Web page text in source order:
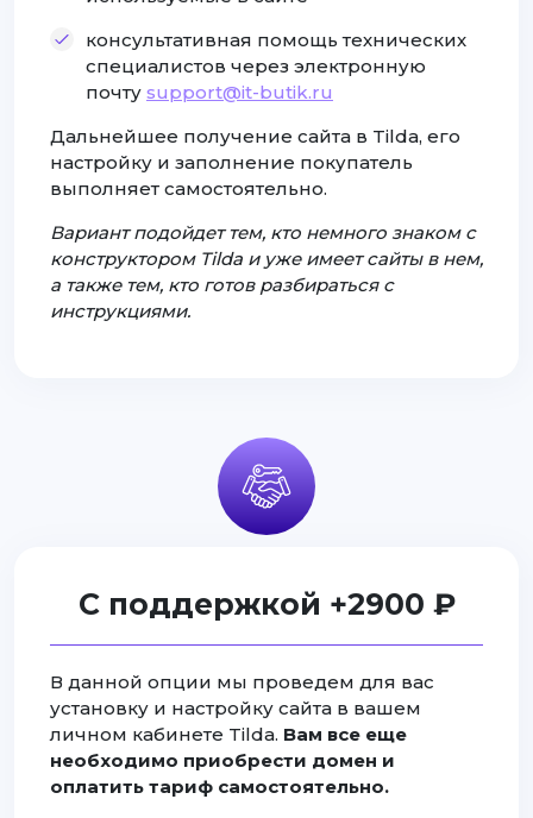
консультативная помощь технических
специалистов через электронную
почту support@it-butik.ru
Дальнейшее получение сайта в Tilda, его
настройку и заполнение покупатель
выполняет самостоятельно.
Вариант подойдет тем, кто немного знаком с
конструктором Tilda и уже имеет сайты в нем,
а также тем, кто готов разбираться с
инструкциями.
С поддержкой +2900 ₽
В данной опции мы проведем для вас
установку и настройку сайта в вашем
личном кабинете Tilda. Вам все еще
необходимо приобрести домен и
оплатить тариф самостоятельно.